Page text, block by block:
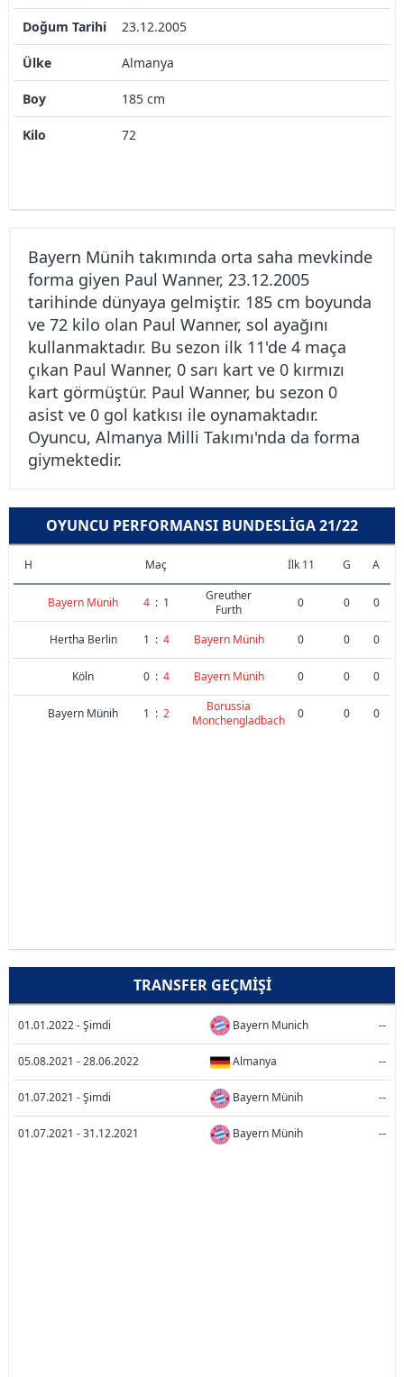
Doğum Tarihi 23.12.2005
Ülke Almanya
Boy 185 cm
Kilo 72
Bayern Münih takımında orta saha mevkinde
forma giyen Paul Wanner, 23.12.2005
tarihinde dünyaya gelmiştir. 185 cm boyunda
ve 72 kilo olan Paul Wanner, sol ayağını
kullanmaktadır. Bu sezon ilk 11'de 4 maça
çıkan Paul Wanner, 0 sarı kart ve 0 kırmızı
kart görmüştür. Paul Wanner, bu sezon 0
asist ve 0 gol katkısı ile oynamaktadır.
Oyuncu, Almanya Milli Takımı'nda da forma
giymektedir.
OYUNCU PERFORMANSI BUNDESLIGA 21/22
H Maç İlk 11 G A
Bayern Münih 4 : 1
Greuther
Furth
0 0 0
Hertha Berlin 1 : 4 Bayern Münih 0 0 0
Köln 0 : 4 Bayern Münih 0 0 0
Bayern Münih 1 : 2
Borussia
Monchengladbach
0 0 0
TRANSFER GEÇMIŞI
01.01.2022 - Şimdi Bayern Munich --
05.08.2021 - 28.06.2022 Almanya --
01.07.2021 - Şimdi Bayern Münih --
01.07.2021 - 31.12.2021 Bayern Münih --